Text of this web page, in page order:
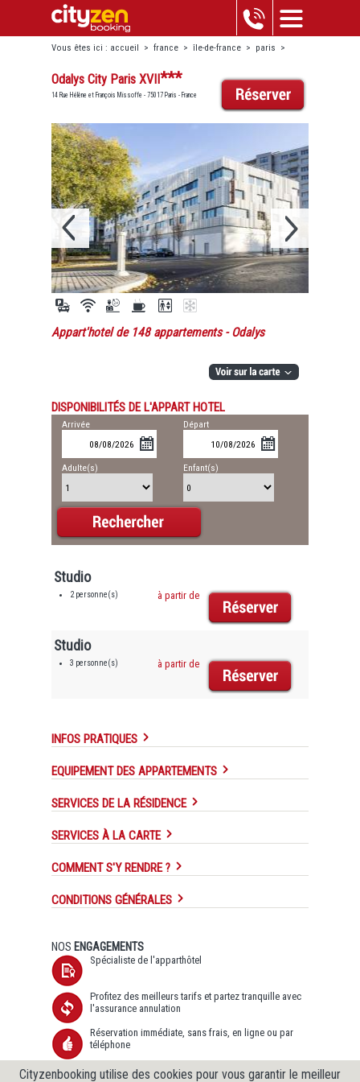
Vous êtes ici : accueil > france > île-de-france > paris >
odalys city paris xvii
Odalys City Paris XVII***
14 Rue Hélène et François Missoffe - 75017 Paris - France
Appart'hotel de 148 appartements- Odalys
DISPONIBILITÉS DE L'APPART HOTEL
Arrivée Départ
Adulte(s) Enfant(s)
Studio
2 personne(s) à partir de
Studio
3 personne(s) à partir de
INFOS PRATIQUES
EQUIPEMENT DES APPARTEMENTS
SERVICES DE LA RÉSIDENCE
SERVICES À LA CARTE
COMMENT S'Y RENDRE ?
CONDITIONS GÉNÉRALES
NOS ENGAGEMENTS
Spécialiste de l'apparthôtel
Profitez des meilleurs tarifs et partez tranquille avec
l'assurance annulation
Réservation immédiate, sans frais, en ligne ou par
téléphone
Transfert de données sécurisé SSL et Protection des
Cityzenbooking utilise des cookies pour vous garantir le meilleur